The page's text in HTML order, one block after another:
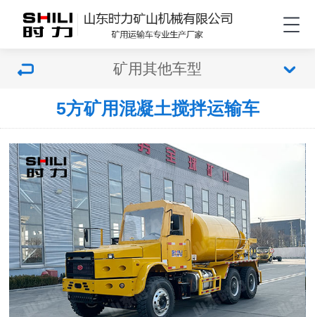
矿用其他车型
5方矿用混凝土搅拌运输车